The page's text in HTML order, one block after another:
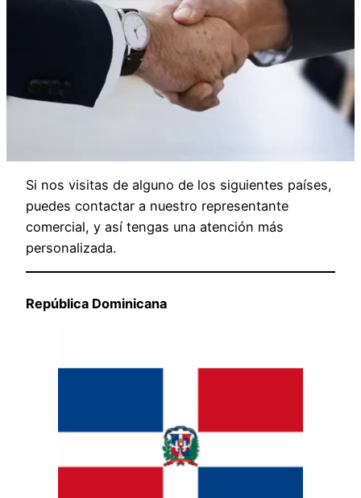
Si nos visitas de alguno de los siguientes países,
puedes contactar a nuestro representante
comercial, y así tengas una atención más
personalizada.
República Dominicana